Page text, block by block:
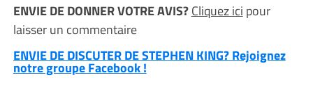
ENVIE DE DONNER VOTRE AVIS?Cliquez ici pour
laisser un commentaire
ENVIE DE DISCUTER DE STEPHEN KING? Rejoignez
notre groupe Facebook !